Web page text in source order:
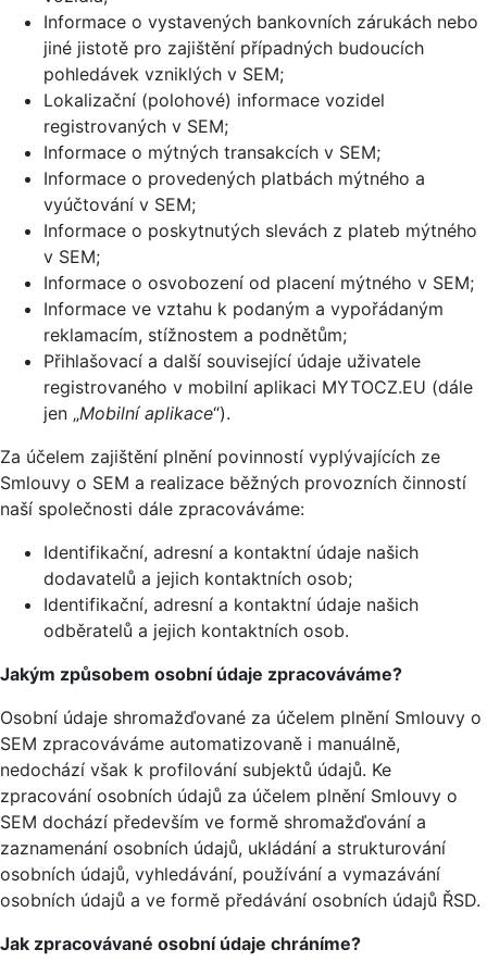
Informace o vystavených bankovních zárukách nebo
jiné jistotě pro zajištění případných budoucích
pohledávek vzniklých v SEM;
Lokalizační (polohové) informace vozidel
registrovaných v SEM;
Informace o mýtných transakcích v SEM;
Informace o provedených platbách mýtného a
vyúčtování v SEM;
Informace o poskytnutých slevách z plateb mýtného
v SEM;
Informace o osvobození od placení mýtného v SEM;
Informace ve vztahu k podaným a vypořádaným
reklamacím, stížnostem a podnětům;
Přihlašovací a další související údaje uživatele
registrovaného v mobilní aplikaci MYTOCZ.EU (dále
jen „Mobilní aplikace“).
Za účelem zajištění plnění povinností vyplývajících ze
Smlouvy o SEM a realizace běžných provozních činností
naší společnosti dále zpracováváme:
Identifikační, adresní a kontaktní údaje našich
dodavatelů a jejich kontaktních osob;
Identifikační, adresní a kontaktní údaje našich
odběratelů a jejich kontaktních osob.
Jakým způsobem osobní údaje zpracováváme?
Osobní údaje shromažďované za účelem plnění Smlouvy o
SEM zpracováváme automatizovaně i manuálně,
nedochází však k profilování subjektů údajů. Ke
zpracování osobních údajů za účelem plnění Smlouvy o
SEM dochází především ve formě shromažďování a
zaznamenání osobních údajů, ukládání a strukturování
osobních údajů, vyhledávání, používání a vymazávání
osobních údajů a ve formě předávání osobních údajů ŘSD.
Jak zpracovávané osobní údaje chráníme?